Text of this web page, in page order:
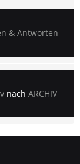
& Antworten
nach ARCHIV